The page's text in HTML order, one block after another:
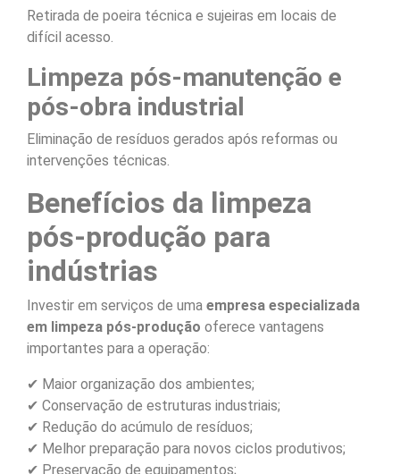
Retirada de poeira técnica e sujeiras em locais de
difícil acesso.
Limpeza pós-manutenção e
pós-obra industrial
Eliminação de resíduos gerados após reformas ou
intervenções técnicas.
Benefícios da limpeza
pós-produção para
indústrias
Investir em serviços de uma empresa especializada
em limpeza pós-produção oferece vantagens
importantes para a operação:
✔ Maior organização dos ambientes;
✔ Conservação de estruturas industriais;
✔ Redução do acúmulo de resíduos;
✔ Melhor preparação para novos ciclos produtivos;
✔ Preservação de equipamentos;